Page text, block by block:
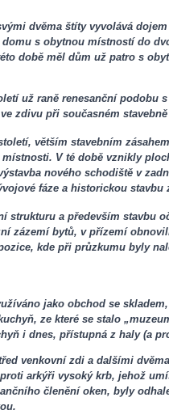
dvěma štíty vyvolává
s obytnou místností do
době měl dům už patro s
už raně renesanční
zdivu při současném
větším stavebním
V té době vznikly
nového schodiště v
fáze a historickou stavbu
a především stavbu
zázemí bytů, v přízemí
kde při průzkumu byly
jako obchod se
ze které se stalo
i dnes, přístupná z haly (a
venkovní zdi a dalšími
arkýři vysoký krb, jehož
členění oken, byly